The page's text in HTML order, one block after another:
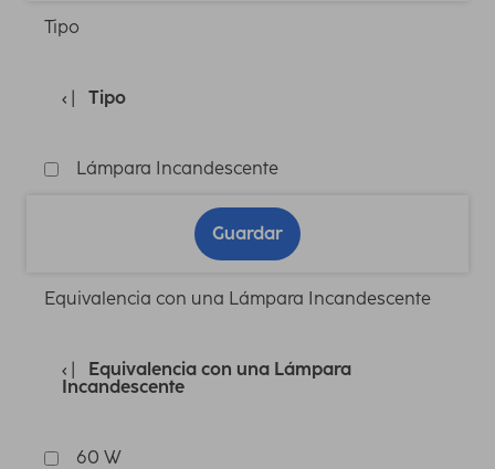
Tipo
Tipo
Lámpara Incandescente
Guardar
Equivalencia con una Lámpara Incandescente
Equivalencia con una Lámpara
Incandescente
60 W